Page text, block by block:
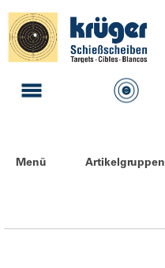
Menü Artikelgruppen